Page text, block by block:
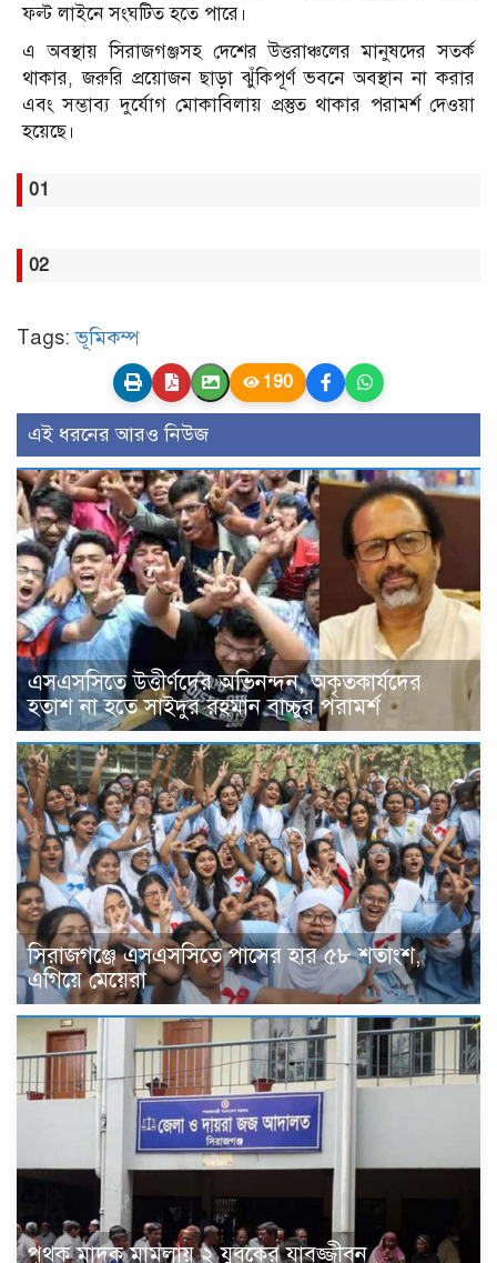
ফল্ট লাইনে সংঘটিত হতে পারে।
এ অবস্থায় সিরাজগঞ্জসহ দেশের উত্তরাঞ্চলের মানুষদের সতর্ক
থাকার, জরুরি প্রয়োজন ছাড়া ঝুঁকিপূর্ণ ভবনে অবস্থান না করার
এবং সম্ভাব্য দুর্যোগ মোকাবিলায় প্রস্তুত থাকার পরামর্শ দেওয়া
হয়েছে।
01
02
Tags:ভূমিকম্প
190
এই ধরনের আরও নিউজ
এসএসসিতে উত্তীর্ণদের অভিনন্দন, অকৃতকার্যদের
হতাশ না হতে সাইদুর রহমান বাচ্চুর পরামর্শ
সিরাজগঞ্জে এসএসসিতে পাসের হার ৫৮ শতাংশ,
এগিয়ে মেয়েরা
পৃথক মাদক মামলায় ২ যুবকের যাবজ্জীবন